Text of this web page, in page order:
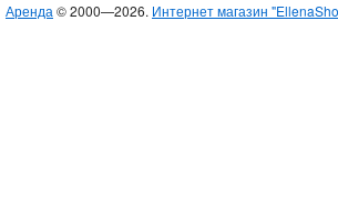
Аренда © 2000—2026. Интернет магазин